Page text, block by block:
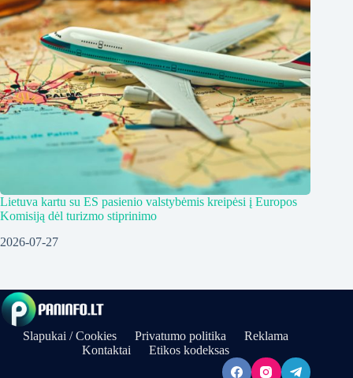
Lietuva kartu su ES pasienio valstybėmis kreipėsi į Europos
Komisiją dėl turizmo stiprinimo
2026-07-27
Slapukai / Cookies Privatumo politika
Reklama
Kontaktai
Etikos kodeksas